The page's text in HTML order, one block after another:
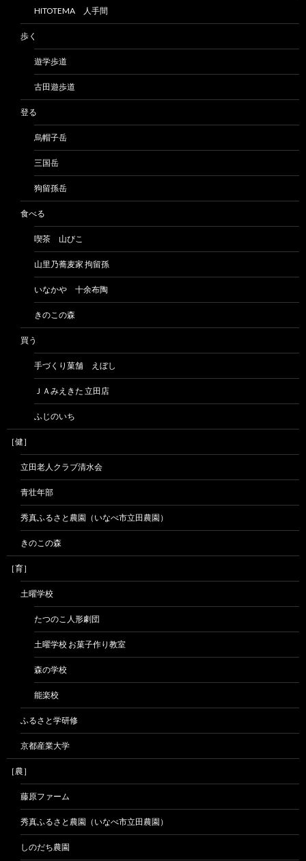
HITOTEMA 人手間
歩く
遊学歩道
古田遊歩道
登る
烏帽子岳
三国岳
狗留孫岳
食べる
喫茶 山びこ
山里乃蕎麦家 拘留孫
いなかや 十余布陶
きのこの森
買う
手づくり菓舗 えぼし
ＪＡみえきた 立田店
ふじのいち
［健］
立田老人クラブ清水会
青壮年部
秀真ふるさと農園（いなべ市立田農園）
きのこの森
［育］
土曜学校
たつのこ人形劇団
土曜学校 お菓子作り教室
森の学校
能楽校
ふるさと学研修
京都産業大学
［農］
藤原ファーム
秀真ふるさと農園（いなべ市立田農園）
しのだち農園